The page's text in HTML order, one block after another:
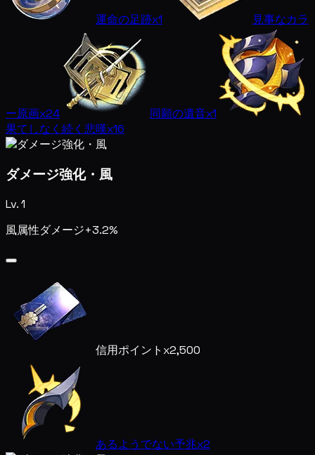
運命の足跡x1 見事なカラ
ー原画x24 同願の遺音x1
果てしなく続く悲嘆x16
ダメージ強化・風
Lv. 1
風属性ダメージ+3.2%
信用ポイント x2,500
あるようでない予兆x2